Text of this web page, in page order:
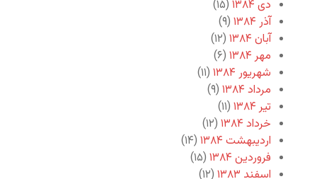
دی ۱۳۸۴
(۱۵)
آذر ۱۳۸۴
(۹)
آبان ۱۳۸۴
(۱۲)
مهر ۱۳۸۴
(۶)
شهریور ۱۳۸۴
(۱۱)
مرداد ۱۳۸۴
(۹)
تیر ۱۳۸۴
(۱۱)
خرداد ۱۳۸۴
(۱۲)
اردیبهشت ۱۳۸۴
(۱۴)
فروردین ۱۳۸۴
(۱۵)
اسفند ۱۳۸۳
(۱۲)